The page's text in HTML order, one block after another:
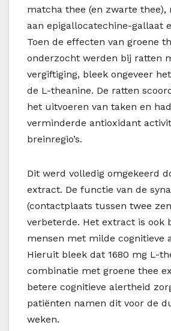
matcha thee (en zwarte thee),
aan epigallocatechine-gallaat
Toen de effecten van groene
onderzocht werden bij ratten
vergiftiging, bleek ongeveer
de L-theanine. De ratten
het uitvoeren van taken en
verminderde antioxidant
breinregio’s.
Dit werd volledig omgekeerd
extract. De functie van de
(contactplaats tussen twee
verbeterde. Het extract is ook
mensen met milde cognitieve
Hieruit bleek dat 1680 mg L-
combinatie met groene thee
betere cognitieve alertheid
patiënten namen dit voor de
weken.